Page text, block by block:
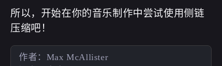
所以，开始在你的音乐制作中尝试使用侧链
压缩吧！
作者：Max McAllister